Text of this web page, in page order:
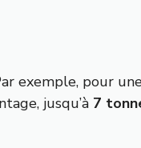
exemple, pour
jusqu’à 7